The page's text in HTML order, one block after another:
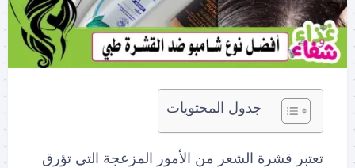
جدول المحتويات
تعتبر قشرة الشعر من الأمور المزعجة التي تؤرق